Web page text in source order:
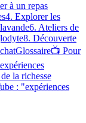
à un repas
4. Explorer les
6. Ateliers de
8. Découverte
Glossaire📺 Pour
la richesse
: "expériences